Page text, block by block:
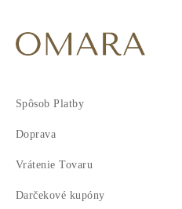
Spôsob Platby
Doprava
Vrátenie Tovaru
Darčekové kupóny